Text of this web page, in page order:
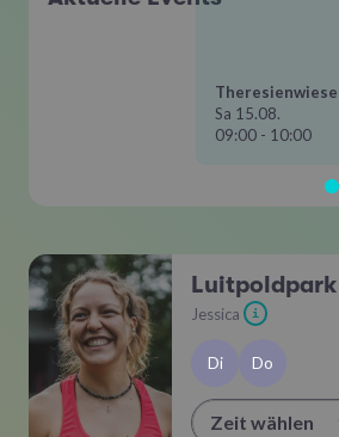
Theresienwiese
Sa 15.08.
09:00 - 10:00
Luitpoldpark
Jessica i
Di Do
Zeit wählen